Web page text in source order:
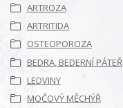
ARTROZA
ARTRITIDA
OSTEOPOROZA
BEDRA, BEDERNÍ PÁTEŘ
LEDVINY
MOČOVÝ MĚCHÝŘ